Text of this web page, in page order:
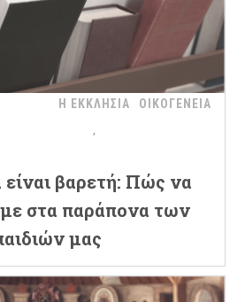
Η ΕΚΚΛΗΣΙΑ ΟΙΚΟΓΕΝΕΙΑ
βαρετή: Πώς να
στα παράπονα των
μας